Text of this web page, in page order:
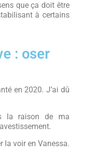
que ça doit être
à certains
: oser
en 2020. J’ai dû
la raison de ma
la voir en Vanessa.